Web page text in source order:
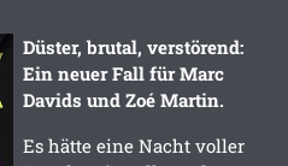
Düster, brutal, verstörend:
Ein neuer Fall für Marc
Davids und Zoé Martin.
Es hätte eine Nacht voller